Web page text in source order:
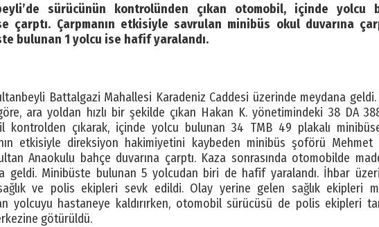
sürücünün kontrolünden çıkan otomobil, içinde yolcu
çarptı. Çarpmanın etkisiyle savrulan minibüs okul duvarına
bulunan 1 yolcu ise hafif yaralandı.
Battalgazi Mahallesi Karadeniz Caddesi üzerinde meydana geldi.
ara yoldan hızlı bir şekilde çıkan Hakan K. yönetimindeki 38 DA
kontrolden çıkarak, içinde yolcu bulunan 34 TMB 49 plakalı
etkisiyle direksiyon hakimiyetini kaybeden minibüs şoförü Mehmet
Anaokulu bahçe duvarına çarptı. Kaza sonrasında otomobilde
geldi. Minibüste bulunan 5 yolcudan biri de hafif yaralandı. İhbar
ve polis ekipleri sevk edildi. Olay yerine gelen sağlık ekipleri
yolcuyu hastaneye kaldırırken, otomobil sürücüsü de polis ekipleri
götürüldü.